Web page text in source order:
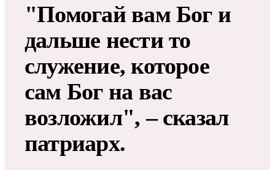
"Помогай вам Бог и
дальше нести то
служение, которое
сам Бог на вас
возложил", – сказал
патриарх.